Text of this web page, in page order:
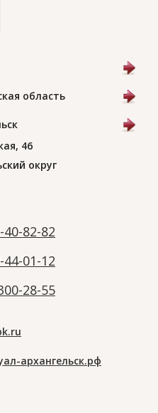
область
46
округ
40-82-82
44-01-12
28-55
архангельск.рф